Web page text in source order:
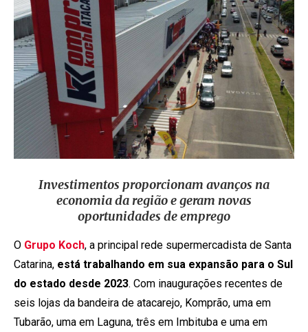
Investimentos proporcionam avanços na
economia da região e geram novas
oportunidades de emprego
O Grupo Koch, a principal rede supermercadista de Santa
Catarina, está trabalhando em sua expansão para o Sul
do estado desde 2023. Com inaugurações recentes de
seis lojas da bandeira de atacarejo, Komprão, uma em
Tubarão, uma em Laguna, três em Imbituba e uma em